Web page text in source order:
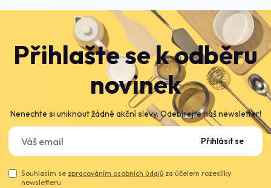
Přihlašte se k odběru
novinek
Nenechte si uniknout žádné akční slevy. Odebírejte náš newsletter!
Přihlásit se
Souhlasím se zpracováním osobních údajů za účelem rozesílky
newsletteru.